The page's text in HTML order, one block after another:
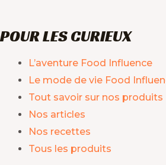
POUR LES CURIEUX
L’aventure Food Influence
Le mode de vie Food
Tout savoir sur nos produits
Nos articles
Nos recettes
Tous les produits